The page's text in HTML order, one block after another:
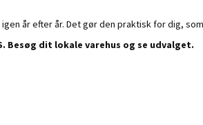
år efter år. Det gør den praktisk for dig,
Besøg dit lokale varehus og se udvalget.